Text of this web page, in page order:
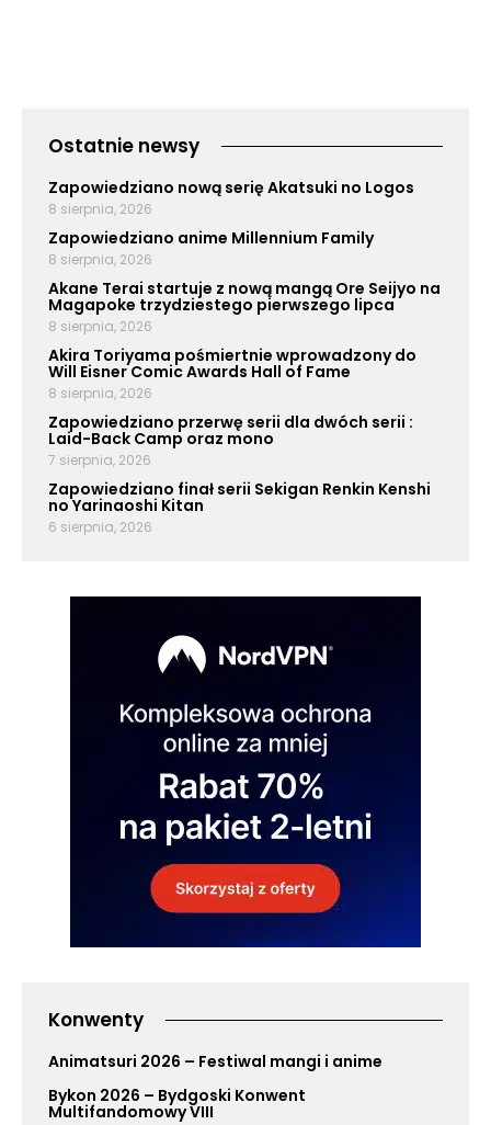
Ostatnie newsy
Zapowiedziano nową serię Akatsuki no Logos
8 sierpnia, 2026
Zapowiedziano anime Millennium Family
8 sierpnia, 2026
Akane Terai startuje z nową mangą Ore Seijyo na
Magapoke trzydziestego pierwszego lipca
8 sierpnia, 2026
Akira Toriyama pośmiertnie wprowadzony do
Will Eisner Comic Awards Hall of Fame
8 sierpnia, 2026
Zapowiedziano przerwę serii dla dwóch serii :
Laid-Back Camp oraz mono
7 sierpnia, 2026
Zapowiedziano finał serii Sekigan Renkin Kenshi
no Yarinaoshi Kitan
6 sierpnia, 2026
Konwenty
Animatsuri 2026 – Festiwal mangi i anime
Bykon 2026 – Bydgoski Konwent
Multifandomowy VIII